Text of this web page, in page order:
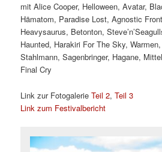
mit Alice Cooper, Helloween, Avatar,
Hämatom, Paradise Lost, Agnostic
Heavysaurus, Betonton,
Haunted, Harakiri For The Sky,
Stahlmann, Sagenbringer, Hagane,
Final Cry
Link zur FotogalerieTeil 2,Teil 3
Link zum Festivalbericht